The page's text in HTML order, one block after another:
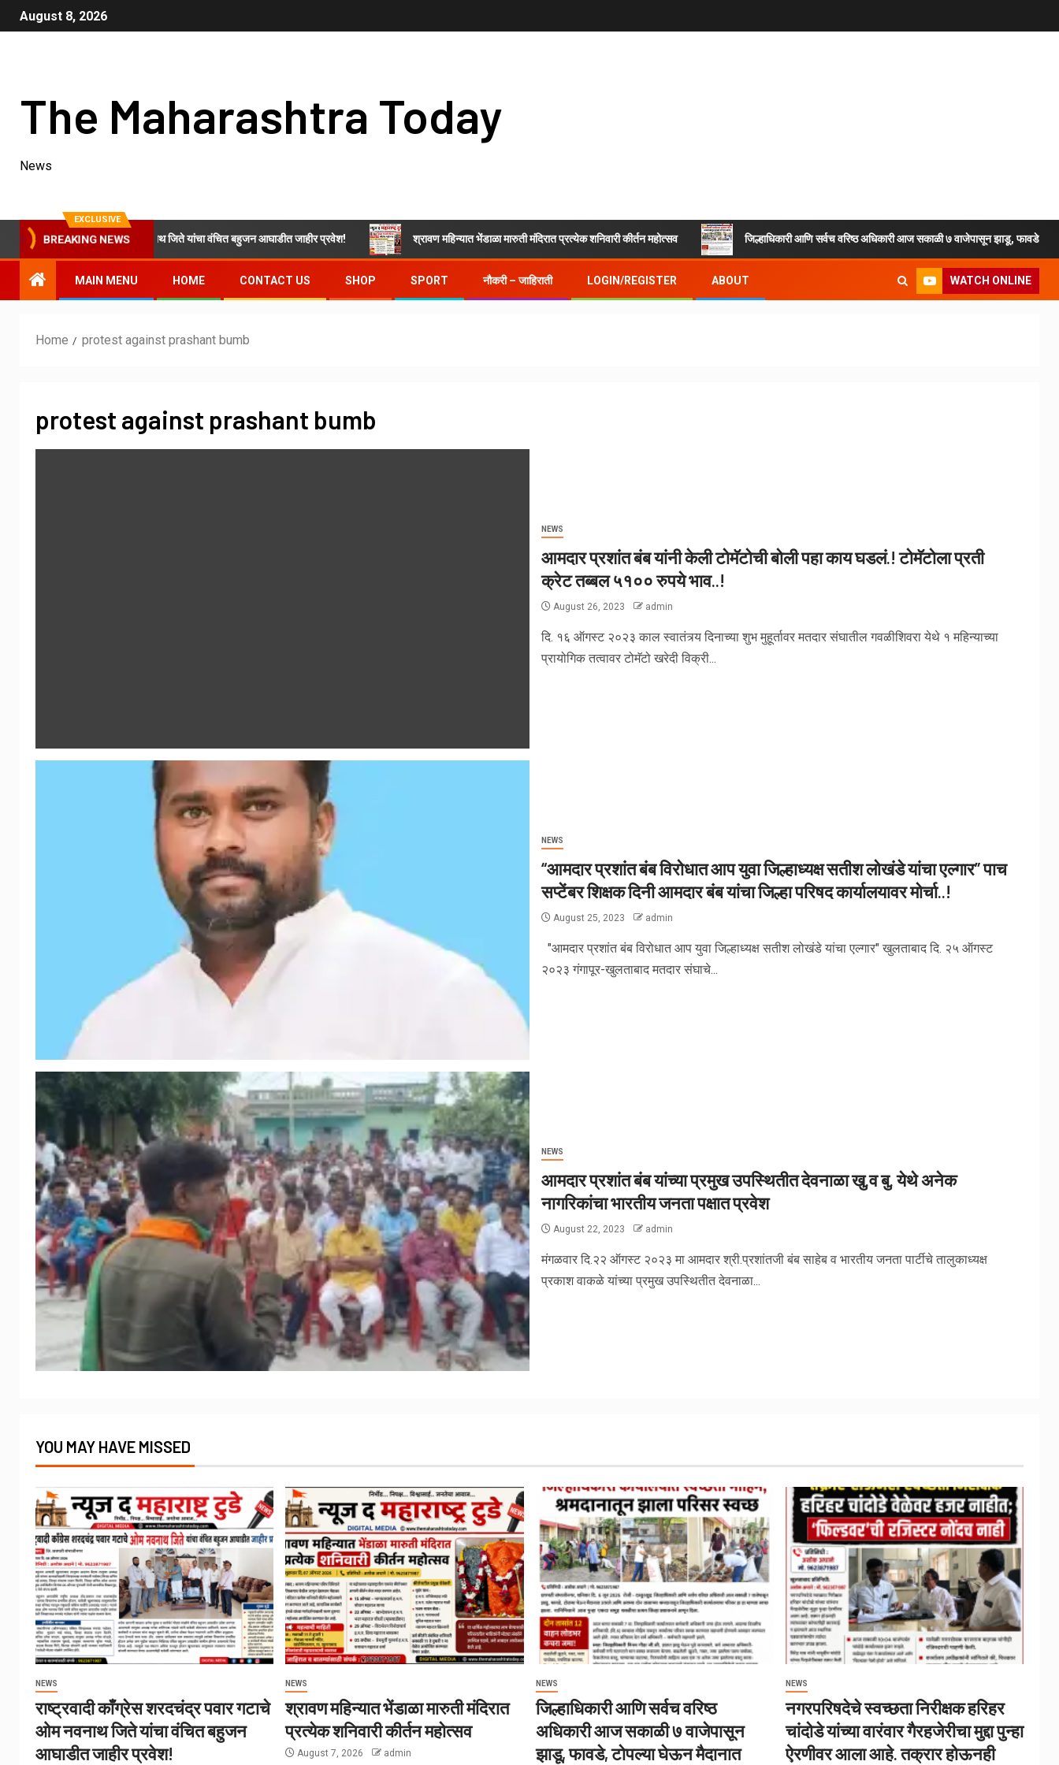
August 8, 2026
The Maharashtra Today
News
EXCLUSIVE
BREAKING NEWS
शरदचंद्र पवार गटाचे ओम नवनाथ जिते यांचा वंचित बहुजन आघाडीत जाहीर प्रवेश! श्रावण महिन्यात भेंडाळा मारुती मंदिरात प्रत्येक शनिवारी कीर्तन महोत्सव जिल्हाधिकारी आणि सर्वच वरिष्ठ अधिकारी आज सकाळी ७ वाजेपासून झाडू, फावडे, टोपल्या घेऊन
MAIN MENU HOME CONTACT US SHOP SPORT नौकरी – जाहिराती LOGIN/REGISTER ABOUT WATCH ONLINE
Home protest against prashant bumb
protest against prashant bumb
NEWS
आमदार प्रशांत बंब यांनी केली टोमॅटोची बोली पहा काय घडलं.! टोमॅटोला प्रती
क्रेट तब्बल ५१०० रुपये भाव..!
August 26, 2023 admin
दि. १६ ऑगस्ट २०२३ काल स्वातंत्र्य दिनाच्या शुभ मुहूर्तावर मतदार संघातील गवळीशिवरा येथे १ महिन्याच्या
प्रायोगिक तत्वावर टोमॅटो खरेदी विक्री...
NEWS
“आमदार प्रशांत बंब विरोधात आप युवा जिल्हाध्यक्ष सतीश लोखंडे यांचा एल्गार” पाच
सप्टेंबर शिक्षक दिनी आमदार बंब यांचा जिल्हा परिषद कार्यालयावर मोर्चा..!
August 25, 2023 admin
"आमदार प्रशांत बंब विरोधात आप युवा जिल्हाध्यक्ष सतीश लोखंडे यांचा एल्गार" खुलताबाद दि. २५ ऑगस्ट
२०२३ गंगापूर-खुलताबाद मतदार संघाचे...
NEWS
आमदार प्रशांत बंब यांच्या प्रमुख उपस्थितीत देवनाळा खु.व बु. येथे अनेक
नागरिकांचा भारतीय जनता पक्षात प्रवेश
August 22, 2023 admin
मंगळवार दि.२२ ऑगस्ट २०२३ मा आमदार श्री.प्रशांतजी बंब साहेब व भारतीय जनता पार्टीचे तालुकाध्यक्ष
प्रकाश वाकळे यांच्या प्रमुख उपस्थितीत देवनाळा...
YOU MAY HAVE MISSED
NEWS
राष्ट्रवादी काँग्रेस शरदचंद्र पवार गटाचे
ओम नवनाथ जिते यांचा वंचित बहुजन
आघाडीत जाहीर प्रवेश!
NEWS
श्रावण महिन्यात भेंडाळा मारुती मंदिरात
प्रत्येक शनिवारी कीर्तन महोत्सव
August 7, 2026 admin
NEWS
जिल्हाधिकारी आणि सर्वच वरिष्ठ
अधिकारी आज सकाळी ७ वाजेपासून
झाडू, फावडे, टोपल्या घेऊन मैदानात
NEWS
नगरपरिषदेचे स्वच्छता निरीक्षक हरिहर
चांदोडे यांच्या वारंवार गैरहजेरीचा मुद्दा पुन्हा
ऐरणीवर आला आहे. तक्रार होऊनही